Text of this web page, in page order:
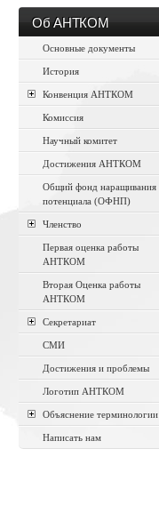
Об АНТКОМ
Основные документы
История
Конвенция АНТКОМ
Комиссия
Научный комитет
Достижения АНТКОМ
Общий фонд наращивания
потенциала (ОФНП)
Членство
Первая оценка работы
АНТКОМ
Вторая Оценка работы
АНТКОМ
Секретариат
СМИ
Достижения и проблемы
Логотип АНТКОМ
Объяснение терминологии
Написать нам